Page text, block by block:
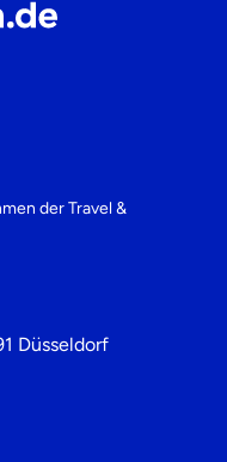
derTravel &
Düsseldorf